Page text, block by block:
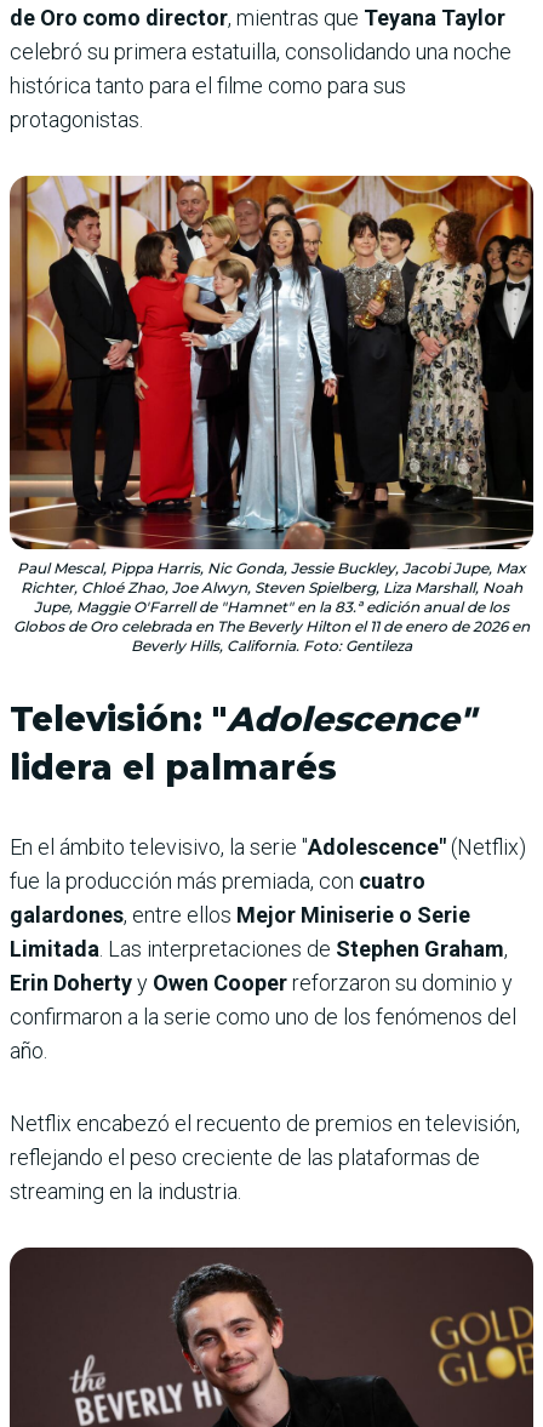
de Oro como director, mientras que Teyana Taylor
celebró su primera estatuilla, consolidando una noche
histórica tanto para el filme como para sus
protagonistas.
Paul Mescal, Pippa Harris, Nic Gonda, Jessie Buckley, Jacobi Jupe, Max
Richter, Chloé Zhao, Joe Alwyn, Steven Spielberg, Liza Marshall, Noah
Jupe, Maggie O'Farrell de "Hamnet" en la 83.ª edición anual de los
Globos de Oro celebrada en The Beverly Hilton el 11 de enero de 2026 en
Beverly Hills, California. Foto: Gentileza
Televisión: "Adolescence"
lidera el palmarés
En el ámbito televisivo, la serie "Adolescence"(Netflix)
fue la producción más premiada, con cuatro
galardones, entre ellos Mejor Miniserie o Serie
Limitada . Las interpretaciones de Stephen Graham,
Erin Dohertyy Owen Cooperreforzaron su dominio y
confirmaron a la serie como uno de los fenómenos del
año.
Netflix encabezó el recuento de premios en televisión,
reflejando el peso creciente de las plataformas de
streaming en la industria.